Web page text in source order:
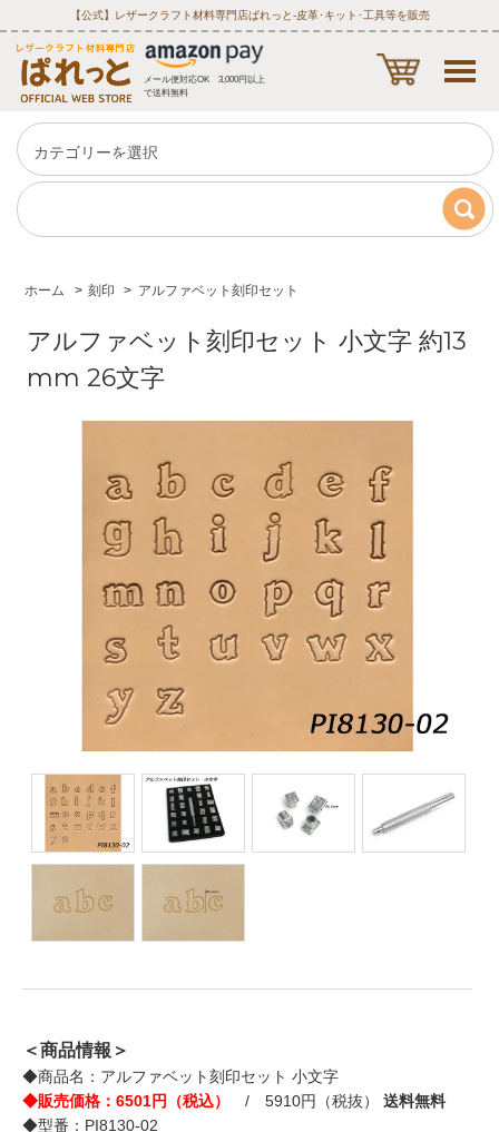
【公式】レザークラフト材料専門店ぱれっと‐皮革･キット･工具等を販売
メール便対応OK 3,000円以上
で送料無料
ホーム > 刻印 > アルファベット刻印セット
アルファベット刻印セット 小文字 約13
mm 26文字
＜商品情報＞
◆商品名：アルファベット刻印セット 小文字
◆販売価格：6501円（税込）
/ 5910円（税抜） 送料無料
◆型番：PI8130-02